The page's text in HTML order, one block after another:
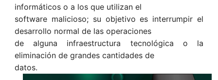
informáticos o a los que utilizan el
software malicioso; su objetivo es interrumpir el
desarrollo normal de las operaciones
de alguna infraestructura tecnológica o la
eliminación de grandes cantidades de
datos.